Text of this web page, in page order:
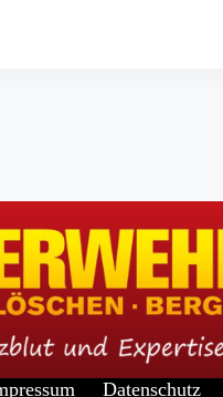
Datenschutz